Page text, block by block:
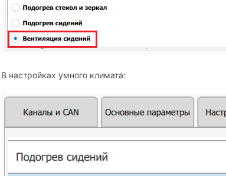
В настройках умного климата: